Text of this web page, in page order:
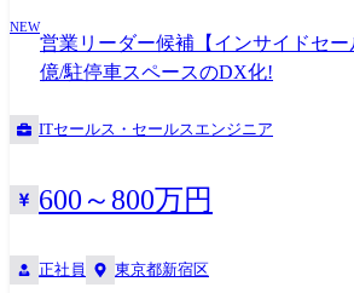
NEW
営業リーダー候補【インサイドセー
億/駐停車スペースのDX化!
ITセールス・セールスエンジニア
600～800万円
正社員 東京都新宿区